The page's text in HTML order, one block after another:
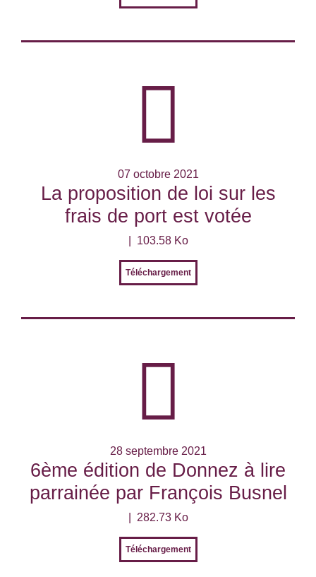
07 octobre 2021
La proposition de loi sur les
frais de port est votée
103.58 Ko
Téléchargement
28 septembre 2021
6ème édition de Donnez à lire
parrainée par François Busnel
282.73 Ko
Téléchargement